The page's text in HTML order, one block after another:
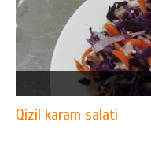
Qizil karam salati